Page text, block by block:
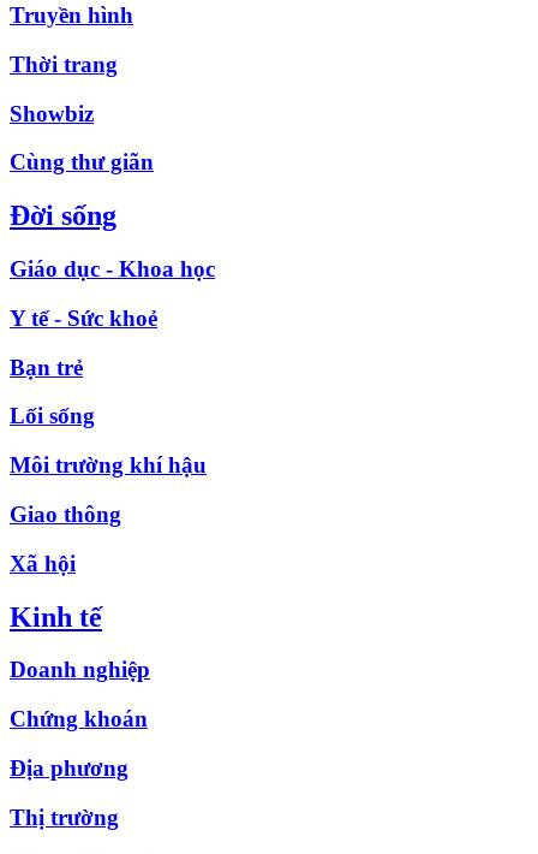
Truyền hình
Thời trang
Showbiz
Cùng thư giãn
Đời sống
Giáo dục - Khoa học
Y tế - Sức khoẻ
Bạn trẻ
Lối sống
Môi trường khí hậu
Giao thông
Xã hội
Kinh tế
Doanh nghiệp
Chứng khoán
Địa phương
Thị trường